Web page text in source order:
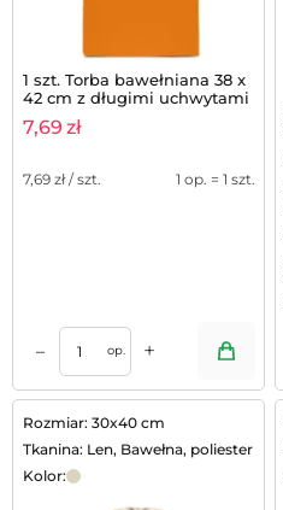
1 szt. Torba bawełniana 38 x
42 cm z długimi uchwytami
- pomarańczowa
7,69 zł
7,69 zł / szt. 1 op. = 1 szt.
– op. +
Rozmiar: 30x40 cm
Tkanina: Len, Bawełna, poliester
Kolor: